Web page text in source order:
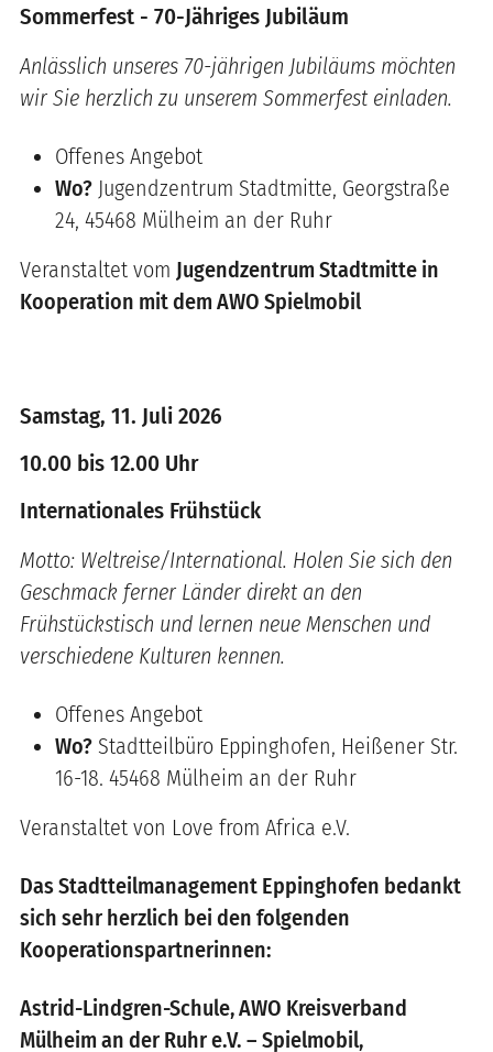
Sommerfest - 70-Jähriges Jubiläum
Anlässlich unseres 70-jährigen Jubiläums möchten
wir Sie herzlich zu unserem Sommerfest einladen.
Offenes Angebot
Wo? Jugendzentrum Stadtmitte, Georgstraße
24, 45468 Mülheim an der Ruhr
Veranstaltet vom Jugendzentrum Stadtmitte in
Kooperation mit dem AWO Spielmobil
Samstag, 11. Juli 2026
10.00 bis 12.00 Uhr
Internationales Frühstück
Motto: Weltreise/International. Holen Sie sich den
Geschmack ferner Länder direkt an den
Frühstückstisch und lernen neue Menschen und
verschiedene Kulturen kennen.
Offenes Angebot
Wo? Stadtteilbüro Eppinghofen, Heißener Str.
16-18. 45468 Mülheim an der Ruhr
Veranstaltet von Love from Africa e.V.
Das Stadtteilmanagement Eppinghofen bedankt
sich sehr herzlich bei den folgenden
Kooperationspartnerinnen:
Astrid-Lindgren-Schule, AWO Kreisverband
Mülheim an der Ruhr e.V. – Spielmobil,